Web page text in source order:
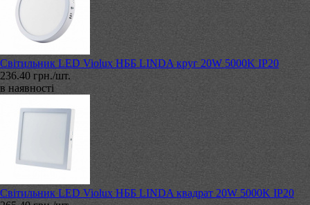
Світильник LED Violux НББ LINDA круг 20W 5000K IP20
236.40 грн./шт.
в наявності
Світильник LED Violux НББ LINDA квадрат 20W 5000K IP20